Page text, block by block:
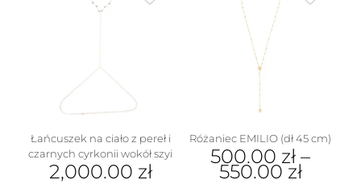
wiele
wariantów.
Opcje
można
wybrać
na
produktu
Łańcuszek na ciało z pereł i
czarnych cyrkonii wokół szyi
2,000.00 zł
Różaniec EMILIO (dł 45 cm)
500.00 zł –
550.00 zł